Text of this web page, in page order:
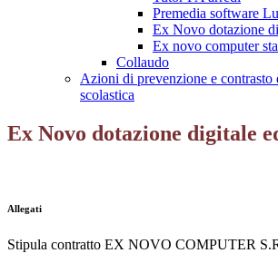
Premedia software
Ex Novo dotazione
Ex novo computer
Collaudo
Azioni di prevenzione e contrasto
scolastica
Ex Novo dotazione digitale
Allegati
Stipula contratto EX NOVO COMPUTER